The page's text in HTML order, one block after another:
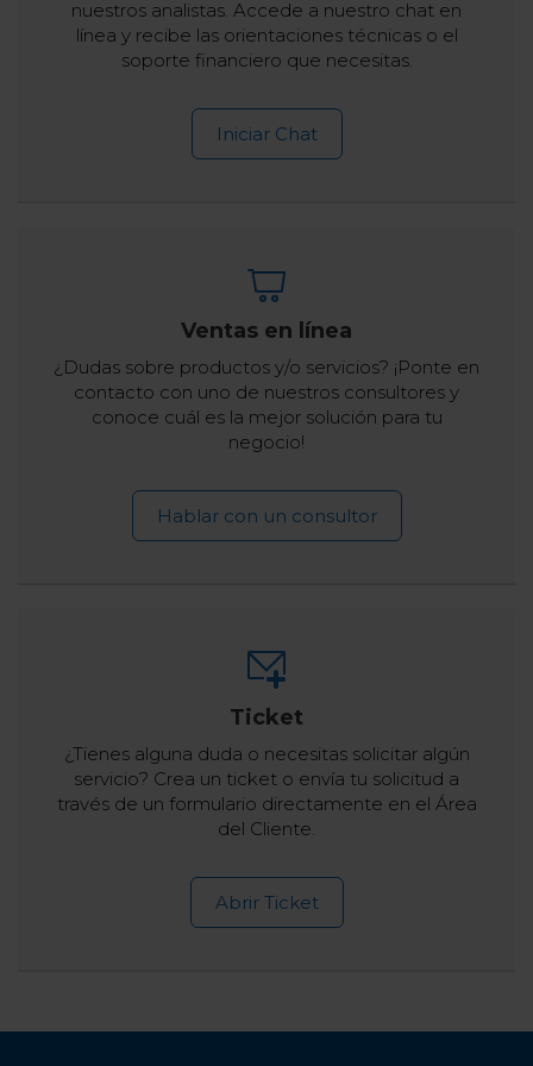
nuestros analistas. Accede a nuestro chat en
línea y recibe las orientaciones técnicas o el
soporte financiero que necesitas.
Iniciar Chat
Ventas en línea
¿Dudas sobre productos y/o servicios? ¡Ponte en
contacto con uno de nuestros consultores y
conoce cuál es la mejor solución para tu
negocio!
Hablar con un consultor
Ticket
¿Tienes alguna duda o necesitas solicitar algún
servicio? Crea un ticket o envía tu solicitud a
través de un formulario directamente en el Área
del Cliente.
Abrir Ticket